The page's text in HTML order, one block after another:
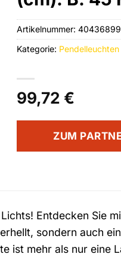
99,72 €
ZUM
Artikelnummer:
Kategorie:
Entdecken Sie
sondern auch
ist mehr als nur eine